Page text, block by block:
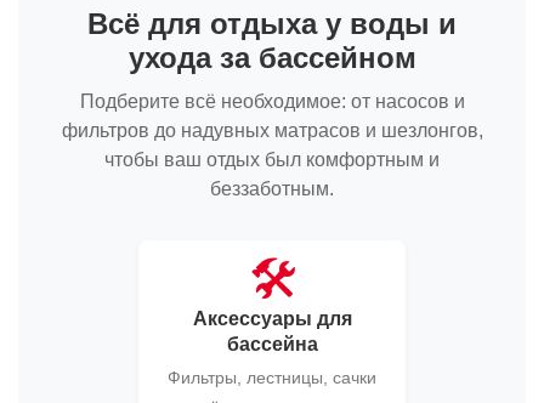
Всё для отдыха у воды и
ухода за бассейном
Подберите всё необходимое: от насосов и
фильтров до надувных матрасов и шезлонгов,
чтобы ваш отдых был комфортным и
беззаботным.
🛠️
Аксессуары для
бассейна
Фильтры, лестницы, сачки